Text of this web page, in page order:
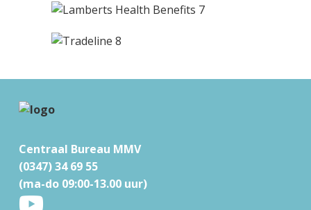
Centraal Bureau MMV
(0347) 34 69 55
(ma-do 09:00-13.00 uur)